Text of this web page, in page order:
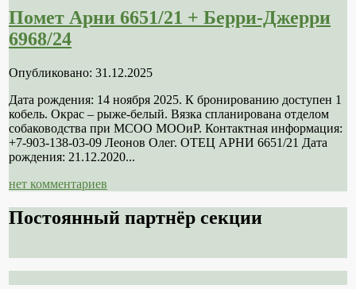
Помет Арни 6651/21 + Берри-Джерри
6968/24
Опубликовано: 31.12.2025
Дата рождения: 14 ноября 2025. К бронированию доступен 1
кобель. Окрас – рыже-белый. Вязка спланирована отделом
собаководства при МСОО МООиР. Контактная информация:
+7-903-138-03-09 Леонов Олег. ОТЕЦ АРНИ 6651/21 Дата
рождения: 21.12.2020...
нет комментариев
Постоянный партнёр секции